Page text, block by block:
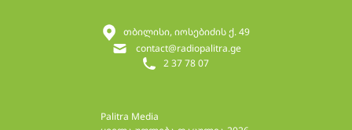
Palitra Media
2 37 78 07
contact@radiopalitra.ge
თბილისი, იოსებიძის ქ. 49